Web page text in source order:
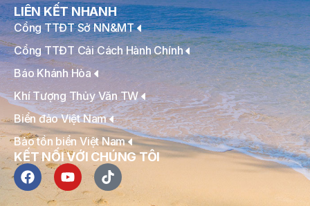
LIÊN KẾT NHANH
Cổng TTĐT Sở NN&MT
Cổng TTĐT Cải Cách Hành Chính
Báo Khánh Hòa
Khí Tượng Thủy Văn TW
Biển đảo Việt Nam
Bảo tồn biển Việt Nam
KẾT NỐI VỚI CHÚNG TÔI